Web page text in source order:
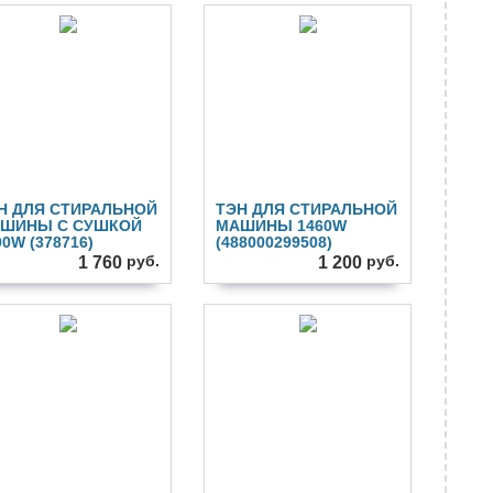
ДЛЯ СТИРАЛЬНОЙ
С СУШКОЙ
(378716)
1 760 руб.
ТЭН ДЛЯ СТИРАЛЬНОЙ
МАШИНЫ 1460W
(488000299508)
1 200 руб.